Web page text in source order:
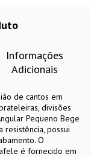
Informações
Adicionais
de cantos em
divisões
Pequeno Bege
possui
O
é fornecido em